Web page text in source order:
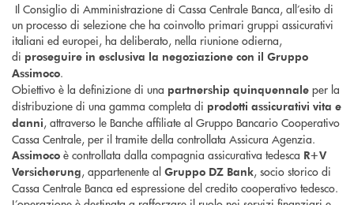
Il Consiglio di Amministrazione di Cassa Centrale Banca, all’esito di
un processo di selezione che ha coinvolto primari gruppi assicurativi
italiani ed europei, ha deliberato, nella riunione odierna,
di proseguire in esclusiva la negoziazione con il Gruppo
Assimoco.
Obiettivo è la definizione di una partnership quinquennale per la
distribuzione di una gamma completa di prodotti assicurativi vita e
danni, attraverso le Banche affiliate al Gruppo Bancario Cooperativo
Cassa Centrale, per il tramite della controllata Assicura Agenzia.
Assimoco è controllata dalla compagnia assicurativa tedesca R+V
Versicherung, appartenente al Gruppo DZ Bank, socio storico di
Cassa Centrale Banca ed espressione del credito cooperativo tedesco.